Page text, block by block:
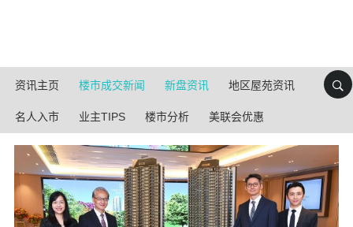
资讯主页 楼市成交新闻 新盘资讯 地区屋苑资讯
名人入市 业主TIPS 楼市分析 美联会优惠